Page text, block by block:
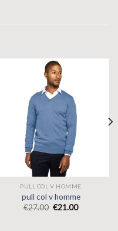
PULL COL V HOMME
pull col v homme
€27.00 €21.00